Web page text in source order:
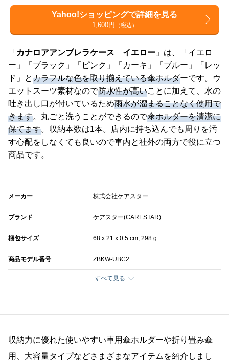
Yahoo!ショッピングで詳細を見る
1,600円 （税込）
「 カナロアアンブレラケース イエロー 」は、「イエロ
ー」「ブラック」「ピンク」「カーキ」「ブルー」「レッ
ド」とカラフルな色を取り揃えている傘ホルダーです。ウ
エットスーツ素材なので防水性が高いことに加えて、水の
吐き出し口が付いているため雨水が溜まることなく使用で
きます。丸ごと洗うことができるので傘ホルダーを清潔に
保てます。収納本数は1本。店内に持ち込んでも周りを汚
す心配をしなくても良いので車内と社外の両方で役に立つ
商品です。
メーカー 株式会社ケアスター
ブランド ケアスター(CARESTAR)
梱包サイズ 68 x 21 x 0.5 cm; 298 g
商品モデル番号 ZBKW-UBC2
すべて見る
収納力に優れた使いやすい車用傘ホルダーや折り畳み傘
用、大容量タイプなどさまざまなアイテムを紹介しまし